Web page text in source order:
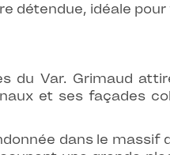
détendue, idéale
du Var. Grimaud
et ses façades
dans le massif